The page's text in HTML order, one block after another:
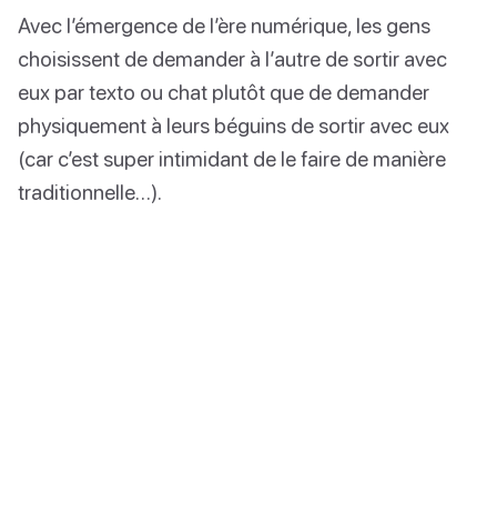
Avec l’émergence de l’ère numérique, les gens
choisissent de demander à l’autre de sortir avec
eux par texto ou chat plutôt que de demander
physiquement à leurs béguins de sortir avec eux
(car c’est super intimidant de le faire de manière
traditionnelle…).